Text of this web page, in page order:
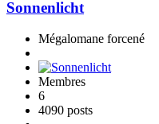
Sonnenlicht
Mégalomane forcené
Membres
6
4090 posts